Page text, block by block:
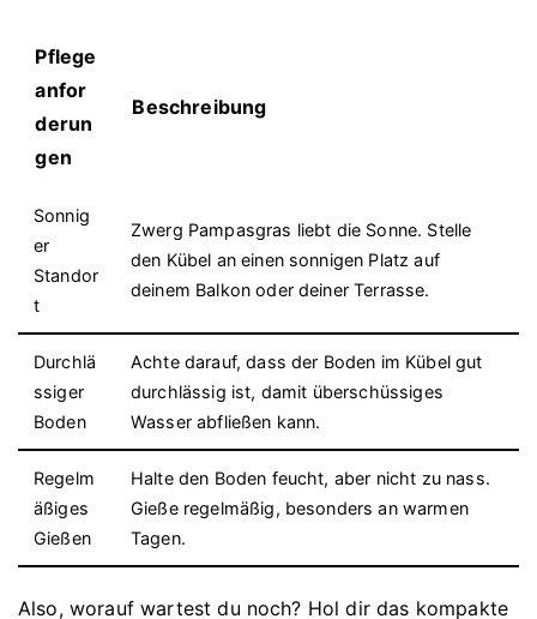
Pflege
anfor
derun
gen
Beschreibung
Sonnig
er
Standor
t
Zwerg Pampasgras liebt die Sonne. Stelle
den Kübel an einen sonnigen Platz auf
deinem Balkon oder deiner Terrasse.
Durchlä
ssiger
Boden
Achte darauf, dass der Boden im Kübel gut
durchlässig ist, damit überschüssiges
Wasser abfließen kann.
Regelm
äßiges
Gießen
Halte den Boden feucht, aber nicht zu nass.
Gieße regelmäßig, besonders an warmen
Tagen.
Also, worauf wartest du noch? Hol dir das kompakte